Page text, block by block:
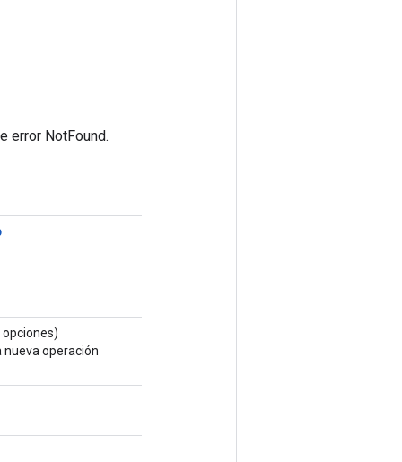
error NotFound.
opciones)
nueva operación